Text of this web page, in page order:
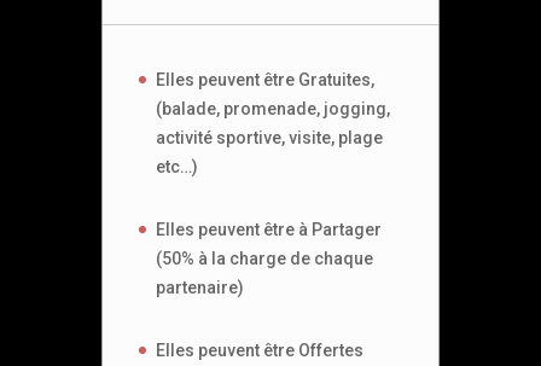
Elles peuvent être Gratuites,
(balade, promenade, jogging,
activité sportive, visite, plage
etc…)
Elles peuvent être à Partager
(50% à la charge de chaque
partenaire)
Elles peuvent être Offertes